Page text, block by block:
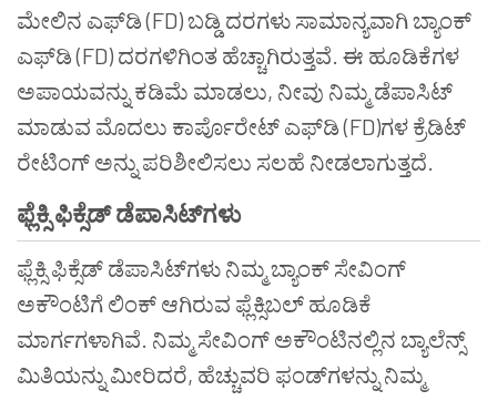
ಮೇಲಿನ ಎಫ್‌ಡಿ (FD) ಬಡ್ಡಿ ದರಗಳು ಸಾಮಾನ್ಯವಾಗಿ ಬ್ಯಾಂಕ್
ಎಫ್‌ಡಿ (FD) ದರಗಳಿಗಿಂತ ಹೆಚ್ಚಾಗಿರುತ್ತವೆ. ಈ ಹೂಡಿಕೆಗಳ
ಅಪಾಯವನ್ನು ಕಡಿಮೆ ಮಾಡಲು, ನೀವು ನಿಮ್ಮ ಡೆಪಾಸಿಟ್
ಮಾಡುವ ಮೊದಲು ಕಾರ್ಪೊರೇಟ್ ಎಫ್‌ಡಿ (FD)ಗಳ ಕ್ರೆಡಿಟ್
ರೇಟಿಂಗ್ ಅನ್ನು ಪರಿಶೀಲಿಸಲು ಸಲಹೆ ನೀಡಲಾಗುತ್ತದೆ.
ಫ್ಲೆಕ್ಸಿ ಫಿಕ್ಸೆಡ್ ಡೆಪಾಸಿಟ್‌ಗಳು
ಫ್ಲೆಕ್ಸಿ ಫಿಕ್ಸೆಡ್ ಡೆಪಾಸಿಟ್‌ಗಳು ನಿಮ್ಮ ಬ್ಯಾಂಕ್ ಸೇವಿಂಗ್
ಅಕೌಂಟಿಗೆ ಲಿಂಕ್ ಆಗಿರುವ ಫ್ಲೆಕ್ಸಿಬಲ್ ಹೂಡಿಕೆ
ಮಾರ್ಗಗಳಾಗಿವೆ. ನಿಮ್ಮ ಸೇವಿಂಗ್ ಅಕೌಂಟಿನಲ್ಲಿನ ಬ್ಯಾಲೆನ್ಸ್
ಮಿತಿಯನ್ನು ಮೀರಿದರೆ, ಹೆಚ್ಚುವರಿ ಫಂಡ್‌ಗಳನ್ನು ನಿಮ್ಮ